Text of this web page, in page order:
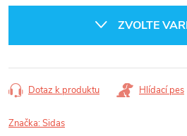
ZVOLTE
Dotaz k produktu Hlídací pes
Značka:Sidas